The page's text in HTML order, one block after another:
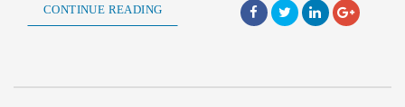
CONTINUE READING